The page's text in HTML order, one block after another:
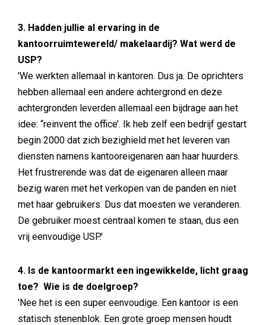
3. Hadden jullie al ervaring in de
kantoorruimtewereld/ makelaardij? Wat werd de
USP?
'We werkten allemaal in kantoren. Dus ja. De oprichters
hebben allemaal een andere achtergrond en deze
achtergronden leverden allemaal een bijdrage aan het
idee: “reinvent the office’. Ik heb zelf een bedrijf gestart
begin 2000 dat zich bezighield met het leveren van
diensten namens kantooreigenaren aan haar huurders.
Het frustrerende was dat de eigenaren alleen maar
bezig waren met het verkopen van de panden en niet
met haar gebruikers. Dus dat moesten we veranderen.
De gebruiker moest centraal komen te staan, dus een
vrij eenvoudige USP.'
4. Is de kantoormarkt een ingewikkelde, licht graag
toe? Wie is de doelgroep?
'Nee het is een super eenvoudige. Een kantoor is een
statisch stenenblok. Een grote groep mensen houdt